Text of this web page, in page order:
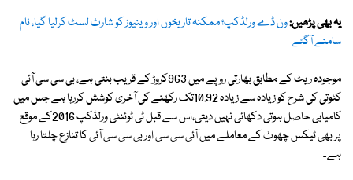
یہ بھی پڑھیں:ون ڈے ورلڈکپ؛ ممکنہ تاریخوں اور وینیوز کو شارٹ لسٹ کرلیا گیا، نام
سامنے آگئے
موجودہ ریٹ کے مطابق بھارتی روپے میں 963کروڑ کے قریب بنتی ہے، بی سی سی آئی
کٹوتی کی شرح کو زیادہ سے زیادہ 10.92تک رکھنے کی آخری کوشش کررہا ہے جس میں
کامیابی حاصل ہوتی دکھائی نہیں دیتی،اس سے قبل ٹی ٹوئنٹی ورلڈکپ 2016کے موقع
پر بھی ٹیکس چھوٹ کے معاملے میں آئی سی سی اور بی سی سی آئی کا تنازع چلتا رہا
ہے۔